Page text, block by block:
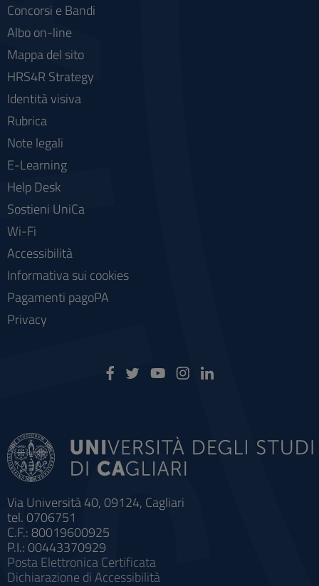
Via Università 40, 09124, Cagliari
tel. 0706751
C.F.: 80019600925
P.I.: 00443370929
Posta Elettronica Certificata
Dichiarazione di Accessibilità
Concorsi e Bandi
Albo on-line
Mappa del sito
HRS4R Strategy
Identità visiva
Rubrica
Note legali
E-Learning
Help Desk
Sostieni UniCa
Wi-Fi
Accessibilità
Informativa sui cookies
Pagamenti pagoPA
Privacy